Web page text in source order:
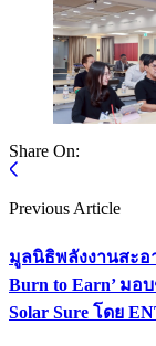
Share On:
Previous Article
มูลนิธิพลังงานสะอ
Burn to Earn’ ม
Solar Sure โดย